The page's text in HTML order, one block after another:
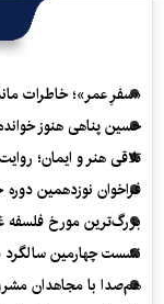
«سفرِ عمر»؛ خاطرات
حسین پناهی هنوز
تلاقی هنر و ایمان؛
فراخوان نوزدهمین
بزرگ‌ترین مورخ فلسفه
نشست چهارمین
هم‌صدا با مجاهدان